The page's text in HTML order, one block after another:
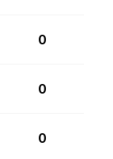
0
0
0